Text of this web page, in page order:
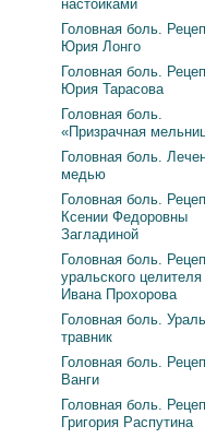
настойками
Головная боль.
Юрия Лонго
Головная боль.
Юрия Тарасова
Головная боль.
«Призрачная
Головная боль.
медью
Головная боль.
Ксении Федоровны
Загладиной
Головная боль.
уральского целителя
Ивана Прохорова
Головная боль.
травник
Головная боль.
Ванги
Головная боль.
Григория Распутина